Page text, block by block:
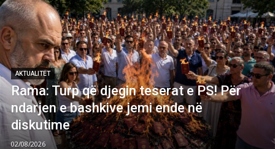
AKTUALITET
Rama: Turp që djegin teserat e PS! Për
ndarjen e bashkive jemi ende në
diskutime
02/08/2026